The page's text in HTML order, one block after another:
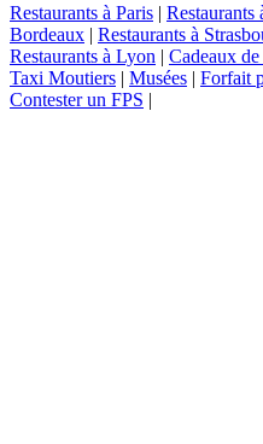
Restaurants à Paris | Restaurants
Bordeaux | Restaurants à
Restaurants à Lyon | Cadeaux
Taxi Moutiers | Musées | Forfait
Contester un FPS |